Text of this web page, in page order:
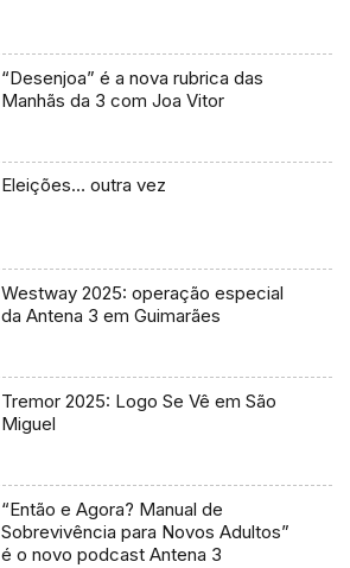
“Desenjoa” é a nova rubrica das
Manhãs da 3 com Joa Vitor
Eleições… outra vez
Westway 2025: operação especial
da Antena 3 em Guimarães
Tremor 2025: Logo Se Vê em São
Miguel
“Então e Agora? Manual de
Sobrevivência para Novos Adultos”
é o novo podcast Antena 3